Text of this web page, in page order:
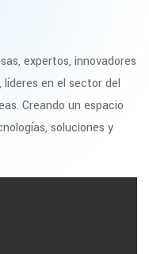
expertos, innovadores
en el sector del
Creando un espacio
soluciones y